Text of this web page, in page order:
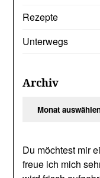
Rezepte
Unterwegs
Archiv
Du möchtest mir
freue ich mich